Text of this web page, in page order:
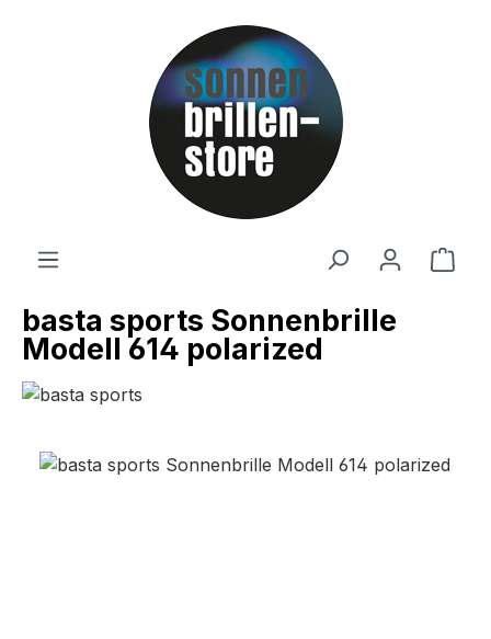
Zum Hauptinhalt springen
basta sports Sonnenbrille
Modell 614 polarized
Bildergalerie überspringen